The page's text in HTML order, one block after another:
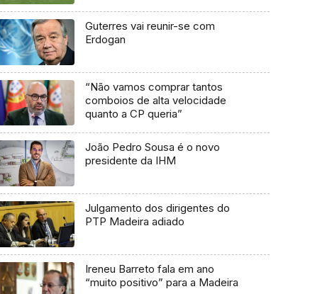
Guterres vai reunir-se com
Erdogan
“Não vamos comprar tantos
comboios de alta velocidade
quanto a CP queria”
João Pedro Sousa é o novo
presidente da IHM
Julgamento dos dirigentes do
PTP Madeira adiado
Ireneu Barreto fala em ano
“muito positivo” para a Madeira